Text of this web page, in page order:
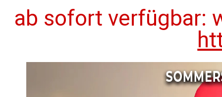
ab sofort verfügbar: